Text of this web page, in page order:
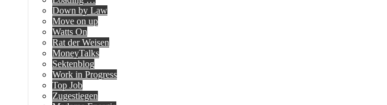
Down by Law
Move on up
Watts On
Rat der Weisen
MoneyTalks
Sektenblog
Work in Progress
Top Job
Zugestiegen